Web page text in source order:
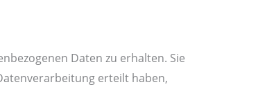
Daten zu erhalten. Sie
erteilt haben,